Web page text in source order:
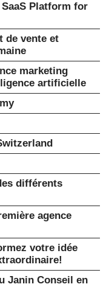
SaaS Platform for
de vente et
marketing
artificielle
différents
agence
votre idée
Janin Conseil en